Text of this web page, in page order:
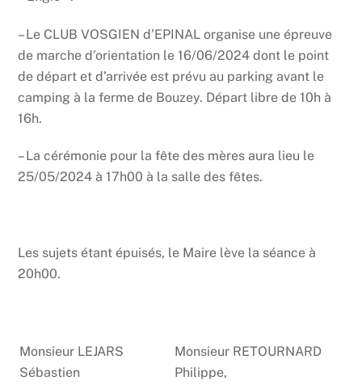
– Le CLUB VOSGIEN d’EPINAL organise une épreuve
de marche d’orientation le 16/06/2024 dont le point
de départ et d’arrivée est prévu au parking avant le
camping à la ferme de Bouzey. Départ libre de 10h à
16h.
– La cérémonie pour la fête des mères aura lieu le
25/05/2024 à 17h00 à la salle des fêtes.
Les sujets étant épuisés, le Maire lève la séance à
20h00.
Monsieur LEJARS
Sébastien
Monsieur RETOURNARD
Philippe,